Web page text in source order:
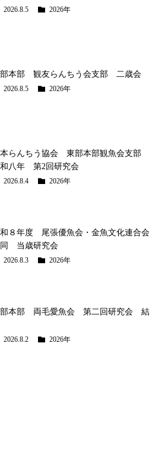
2026.8.5 2026年
本部 観友らんちう会支部 二歳会
2026.8.5 2026年
本らんちう協会 東部本部観魚会支部
八年 第2回研究会
2026.8.4 2026年
８年度 尾張優魚会・金魚文化連合会
当歳研究会
2026.8.3 2026年
本部 両毛愛魚会 第二回研究会 結
2026.8.2 2026年